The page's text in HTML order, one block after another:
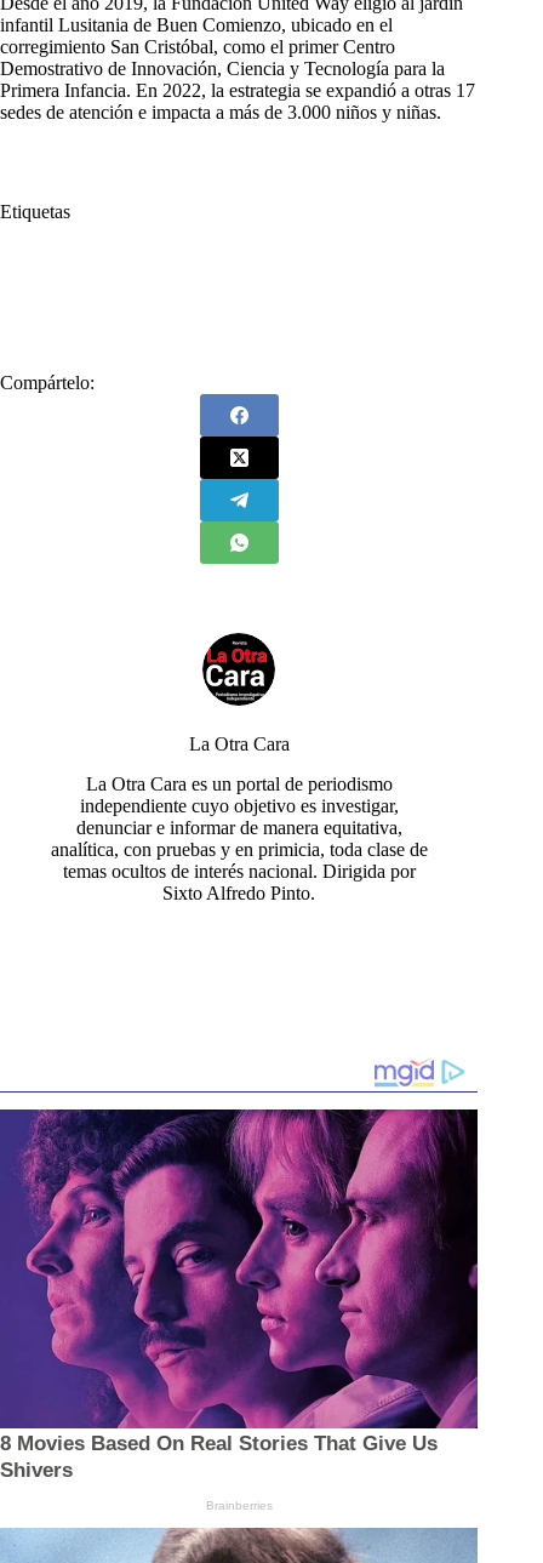
infantil Lusitania de Buen Comienzo, ubicado en el
corregimiento San Cristóbal, como el primer Centro
Demostrativo de Innovación, Ciencia y Tecnología para la
Primera Infancia. En 2022, la estrategia se expandió a otras 17
sedes de atención e impacta a más de 3.000 niños y niñas.
Etiquetas
Compártelo:
La Otra Cara
La Otra Cara es un portal de periodismo
independiente cuyo objetivo es investigar,
denunciar e informar de manera equitativa,
analítica, con pruebas y en primicia, toda clase de
temas ocultos de interés nacional. Dirigida por
Sixto Alfredo Pinto.